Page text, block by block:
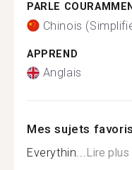
PARLE
Chinois
APPREND
Anglais
Mes sujets favoris
Everythin...Lire plus